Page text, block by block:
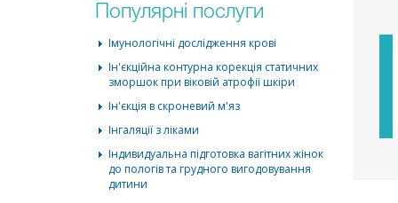
Популярні послуги
Імунологічні дослідження крові
Ін'єкційна контурна корекція статичних
зморшок при віковій атрофії шкіри
Ін'єкція в скроневий м'яз
Інгаляції з ліками
Індивидуальна підготовка вагітних жінок
до пологів та грудного вигодовування
дитини